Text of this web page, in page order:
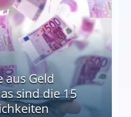
aus Geld
sind die 15